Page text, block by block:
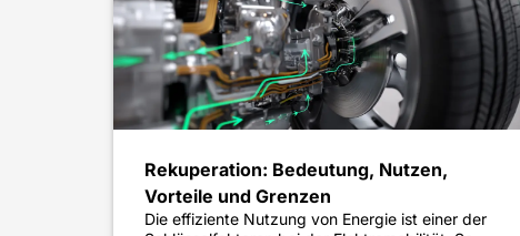
Rekuperation: Bedeutung, Nutzen,
Vorteile und Grenzen
Die effiziente Nutzung von Energie ist einer der